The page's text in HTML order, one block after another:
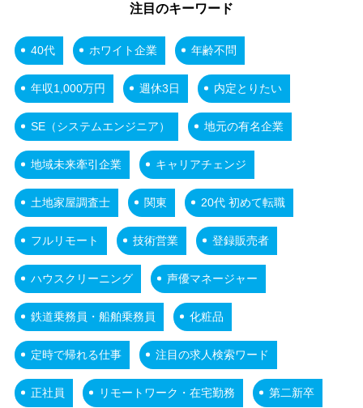
注目のキーワード
40代 ホワイト企業 年齢不問
年収1,000万円 週休3日 内定とりたい
SE（システムエンジニア） 地元の有名企業
地域未来牽引企業 キャリアチェンジ
土地家屋調査士 関東 20代 初めて転職
フルリモート 技術営業 登録販売者
ハウスクリーニング 声優マネージャー
鉄道乗務員・船舶乗務員 化粧品
定時で帰れる仕事 注目の求人検索ワード
正社員 リモートワーク・在宅勤務 第二新卒